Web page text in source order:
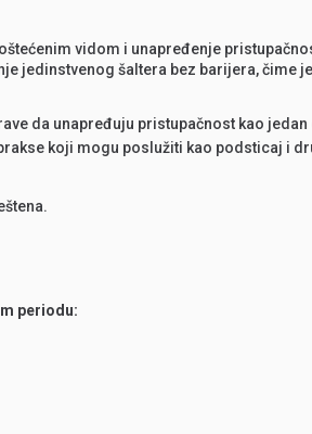
vidom i unapređenje
jedinstvenog šaltera bez barijera,
da unapređuju pristupačnost kao
koji mogu poslužiti kao podsticaj i
periodu: